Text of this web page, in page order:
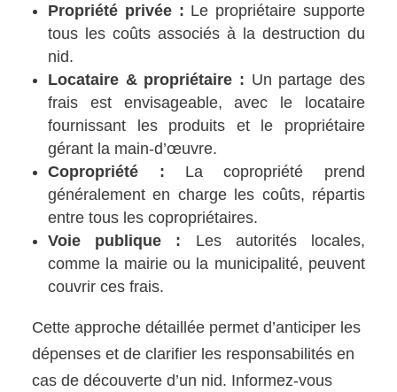
Propriété privée : Le propriétaire supporte
tous les coûts associés à la destruction du
nid.
Locataire & propriétaire : Un partage des
frais est envisageable, avec le locataire
fournissant les produits et le propriétaire
gérant la main-d’œuvre.
Copropriété : La copropriété prend
généralement en charge les coûts, répartis
entre tous les copropriétaires.
Voie publique : Les autorités locales,
comme la mairie ou la municipalité, peuvent
couvrir ces frais.
Cette approche détaillée permet d’anticiper les
dépenses et de clarifier les responsabilités en
cas de découverte d’un nid. Informez-vous